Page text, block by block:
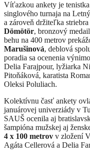
Víťazkou ankety je tenistka
singlového turnaja na
a zároveň držiteľka
Dömötör, bronzový
behu na 400 metrov
Marušinová, deblová
poradia sa ocenenia
Delia Farajpour, lyžiarka
Pitoňáková, karatista
Oleksi Poluliach.
Kolektívnu časť ankety
januárovej univerziády v
SAUŠ ocenila aj
šampióna mužskej aj
4 x 100 metrov v zložení
Agáta Cellerová a Delia